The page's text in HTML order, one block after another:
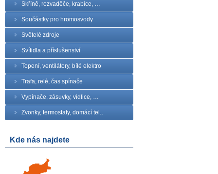
Skříně, rozvaděče, krabice, …
Součástky pro hromosvody
Světelé zdroje
Svítidla a příslušenství
Topení, ventilátory, bílé elektro
Trafa, relé, čas.spínače
Vypínače, zásuvky, vidlice, …
Zvonky, termostaty, domácí tel.,
Kde nás najdete